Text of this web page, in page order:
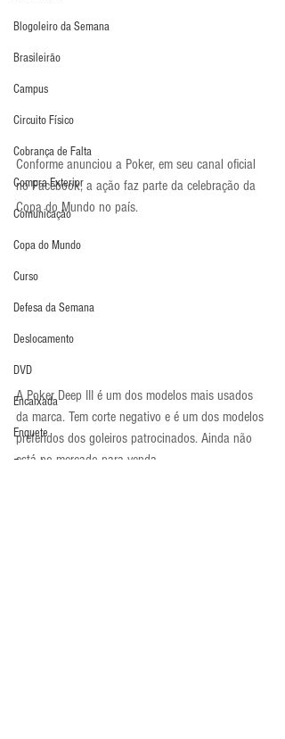
Blogoleiro da Semana
Brasileirão
Campus
Circuito Físico
Cobrança de Falta
Compra Exterior
Comunicação
Copa do Mundo
Curso
Defesa da Semana
Deslocamento
DVD
Encaixada
Enquete
Entrevistas
Conforme anunciou a Poker, em seu canal oficial
no Facebook, a ação faz parte da celebração da
Copa do Mundo no país.
A Poker Deep III é um dos modelos mais usados
da marca. Tem corte negativo e é um dos modelos
preferidos dos goleiros patrocinados. Ainda não
está no mercado para venda.